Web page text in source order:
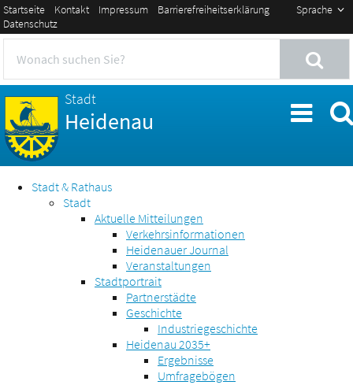
Sprache
Startseite Kontakt Impressum
Barrierefreiheitserklärung
Datenschutz
Stadt
Heidenau
Stadt & Rathaus
Stadt
Aktuelle Mitteilungen
Verkehrsinformationen
Heidenauer Journal
Veranstaltungen
Stadtportrait
Partnerstädte
Geschichte
Industriegeschichte
Heidenau 2035+
Ergebnisse
Umfragebögen